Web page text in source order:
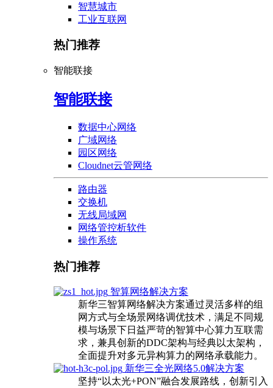
智慧城市
工业互联网
热门推荐
智能联接
智能联接
数据中心网络
广域网络
园区网络
Cloudnet云管网络
路由器
交换机
无线局域网
网络管控析软件
操作系统
热门推荐
智算网络解决方案
新华三智算网络解决方案通过灵活多样的组
网方式与全场景网络调优技术，满足不同规
模与场景下日益严苛的智算中心算力互联需
求，兼具创新的DDC架构与经典以太架构，
全面提升对多元异构算力的网络承载能力。
新华三全光网络5.0解决方案
坚持“以太光+PON”融合发展路线，创新引入